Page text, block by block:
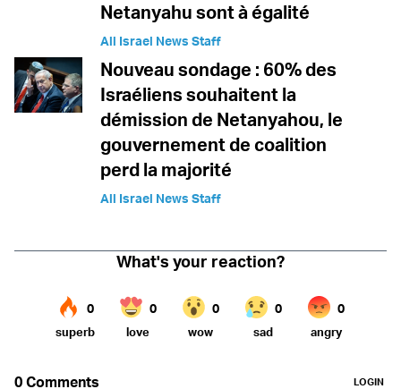
Netanyahu sont à égalité
All Israel News Staff
Nouveau sondage : 60% des
Israéliens souhaitent la
démission de Netanyahou, le
gouvernement de coalition
perd la majorité
All Israel News Staff